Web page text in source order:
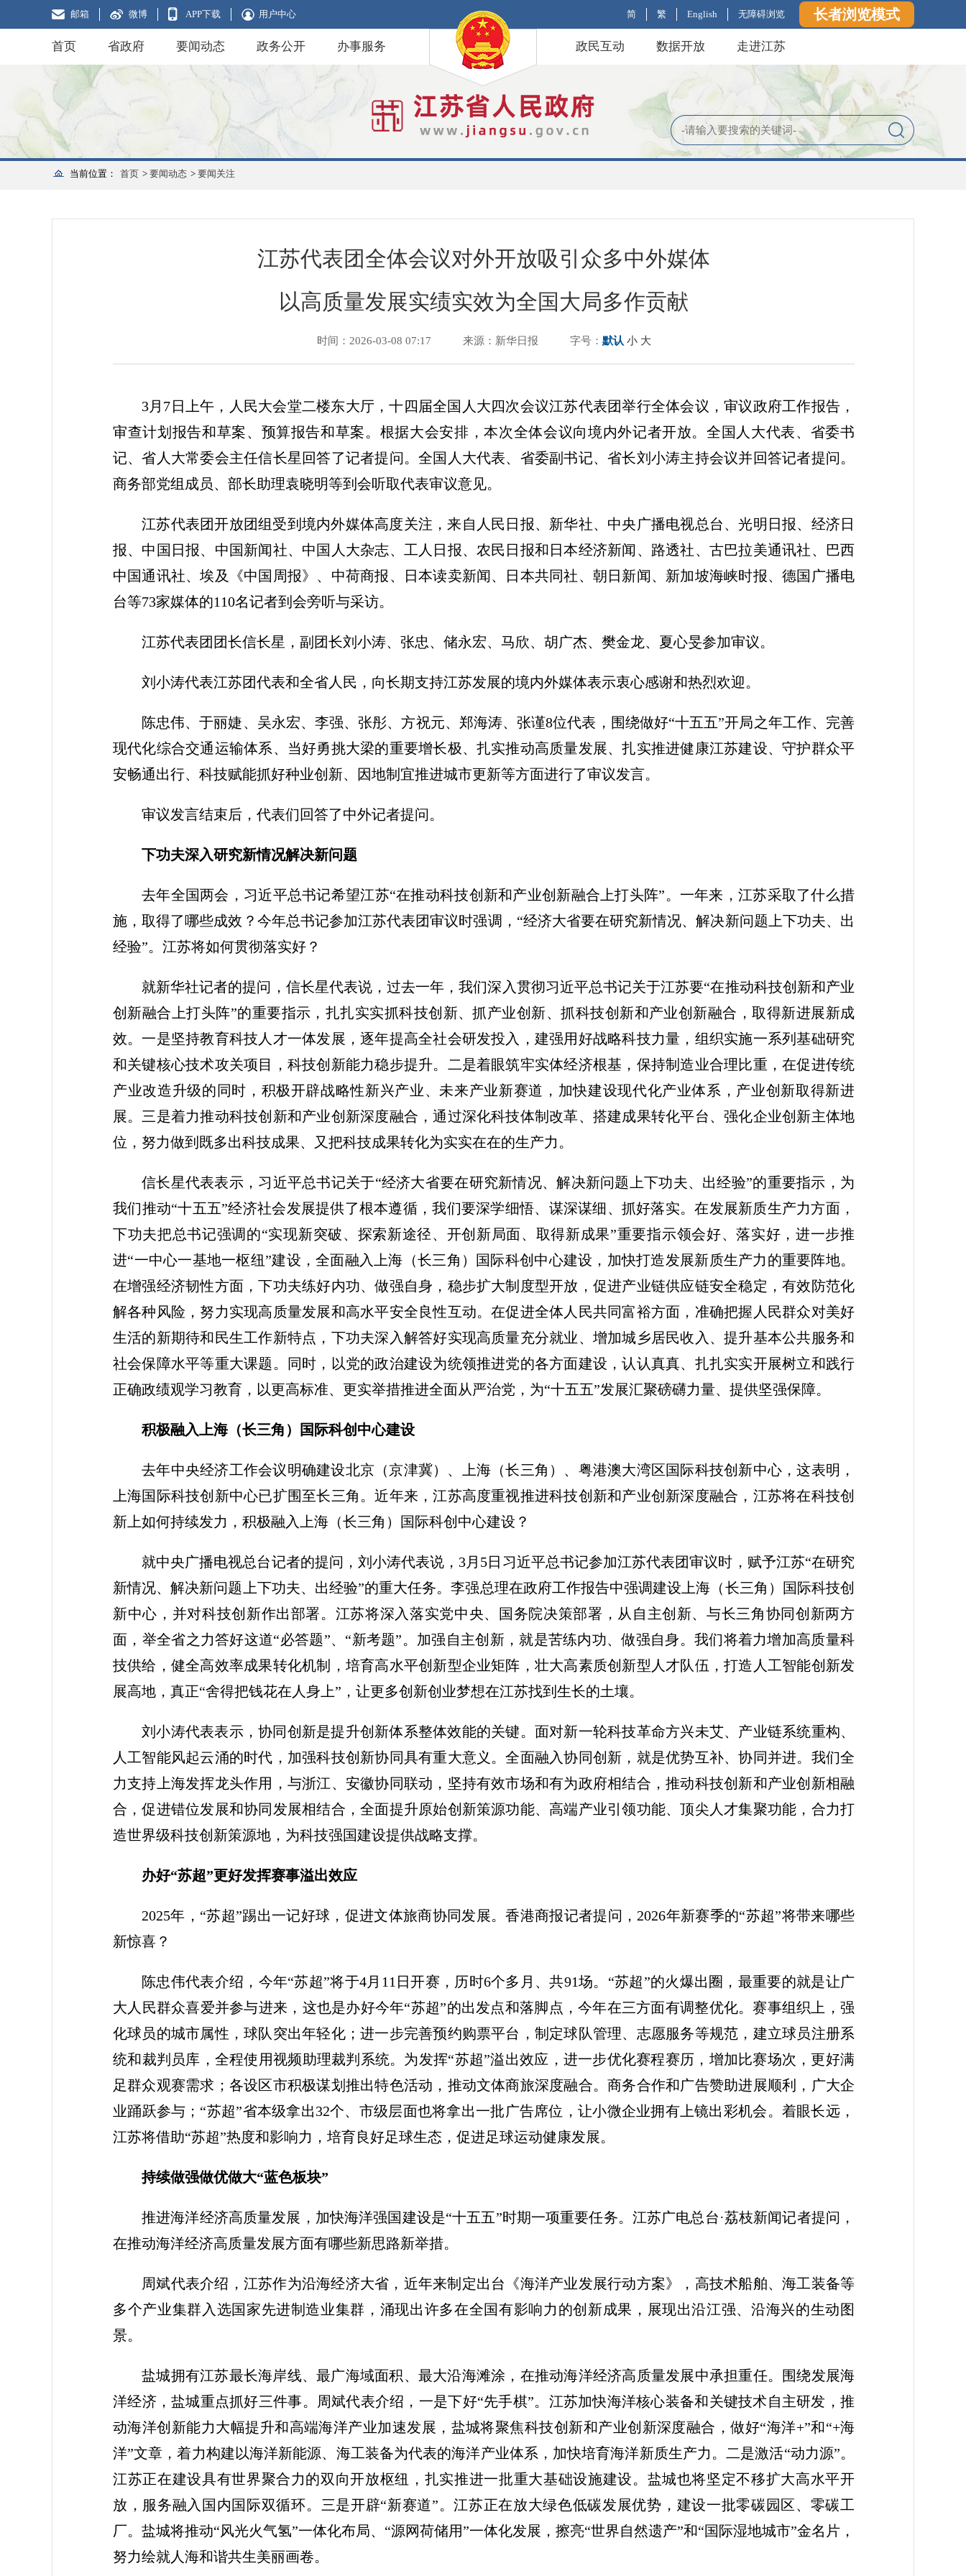
邮箱 微博 APP下载 用户中心 简 繁 English 无障碍浏览 长者浏览模式
首页 省政府 要闻动态 政务公开 办事服务 政民互动 数据开放 走进江苏
当前位置： 首页 > 要闻动态 > 要闻关注
江苏代表团全体会议对外开放吸引众多中外媒体
以高质量发展实绩实效为全国大局多作贡献
时间：2026-03-08 07:17 来源：新华日报 字号： 默认 小 大
3月7日上午，人民大会堂二楼东大厅，十四届全国人大四次会议江苏代表团举行全体会议，审议政府工作报告，
审查计划报告和草案、预算报告和草案。根据大会安排，本次全体会议向境内外记者开放。全国人大代表、省委书
记、省人大常委会主任信长星回答了记者提问。全国人大代表、省委副书记、省长刘小涛主持会议并回答记者提问。
商务部党组成员、部长助理袁晓明等到会听取代表审议意见。
江苏代表团开放团组受到境内外媒体高度关注，来自人民日报、新华社、中央广播电视总台、光明日报、经济日
报、中国日报、中国新闻社、中国人大杂志、工人日报、农民日报和日本经济新闻、路透社、古巴拉美通讯社、巴西
中国通讯社、埃及《中国周报》、中荷商报、日本读卖新闻、日本共同社、朝日新闻、新加坡海峡时报、德国广播电
台等73家媒体的110名记者到会旁听与采访。
江苏代表团团长信长星，副团长刘小涛、张忠、储永宏、马欣、胡广杰、樊金龙、夏心旻参加审议。
刘小涛代表江苏团代表和全省人民，向长期支持江苏发展的境内外媒体表示衷心感谢和热烈欢迎。
陈忠伟、于丽婕、吴永宏、李强、张彤、方祝元、郑海涛、张谨8位代表，围绕做好“十五五”开局之年工作、完善
现代化综合交通运输体系、当好勇挑大梁的重要增长极、扎实推动高质量发展、扎实推进健康江苏建设、守护群众平
安畅通出行、科技赋能抓好种业创新、因地制宜推进城市更新等方面进行了审议发言。
审议发言结束后，代表们回答了中外记者提问。
下功夫深入研究新情况解决新问题
去年全国两会，习近平总书记希望江苏“在推动科技创新和产业创新融合上打头阵”。一年来，江苏采取了什么措
施，取得了哪些成效？今年总书记参加江苏代表团审议时强调，“经济大省要在研究新情况、解决新问题上下功夫、出
经验”。江苏将如何贯彻落实好？
就新华社记者的提问，信长星代表说，过去一年，我们深入贯彻习近平总书记关于江苏要“在推动科技创新和产业
创新融合上打头阵”的重要指示，扎扎实实抓科技创新、抓产业创新、抓科技创新和产业创新融合，取得新进展新成
效。一是坚持教育科技人才一体发展，逐年提高全社会研发投入，建强用好战略科技力量，组织实施一系列基础研究
和关键核心技术攻关项目，科技创新能力稳步提升。二是着眼筑牢实体经济根基，保持制造业合理比重，在促进传统
产业改造升级的同时，积极开辟战略性新兴产业、未来产业新赛道，加快建设现代化产业体系，产业创新取得新进
展。三是着力推动科技创新和产业创新深度融合，通过深化科技体制改革、搭建成果转化平台、强化企业创新主体地
位，努力做到既多出科技成果、又把科技成果转化为实实在在的生产力。
信长星代表表示，习近平总书记关于“经济大省要在研究新情况、解决新问题上下功夫、出经验”的重要指示，为
我们推动“十五五”经济社会发展提供了根本遵循，我们要深学细悟、谋深谋细、抓好落实。在发展新质生产力方面，
下功夫把总书记强调的“实现新突破、探索新途径、开创新局面、取得新成果”重要指示领会好、落实好，进一步推
进“一中心一基地一枢纽”建设，全面融入上海（长三角）国际科创中心建设，加快打造发展新质生产力的重要阵地。
在增强经济韧性方面，下功夫练好内功、做强自身，稳步扩大制度型开放，促进产业链供应链安全稳定，有效防范化
解各种风险，努力实现高质量发展和高水平安全良性互动。在促进全体人民共同富裕方面，准确把握人民群众对美好
生活的新期待和民生工作新特点，下功夫深入解答好实现高质量充分就业、增加城乡居民收入、提升基本公共服务和
社会保障水平等重大课题。同时，以党的政治建设为统领推进党的各方面建设，认认真真、扎扎实实开展树立和践行
正确政绩观学习教育，以更高标准、更实举措推进全面从严治党，为“十五五”发展汇聚磅礴力量、提供坚强保障。
积极融入上海（长三角）国际科创中心建设
去年中央经济工作会议明确建设北京（京津冀）、上海（长三角）、粤港澳大湾区国际科技创新中心，这表明，
上海国际科技创新中心已扩围至长三角。近年来，江苏高度重视推进科技创新和产业创新深度融合，江苏将在科技创
新上如何持续发力，积极融入上海（长三角）国际科创中心建设？
就中央广播电视总台记者的提问，刘小涛代表说，3月5日习近平总书记参加江苏代表团审议时，赋予江苏“在研究
新情况、解决新问题上下功夫、出经验”的重大任务。李强总理在政府工作报告中强调建设上海（长三角）国际科技创
新中心，并对科技创新作出部署。江苏将深入落实党中央、国务院决策部署，从自主创新、与长三角协同创新两方
面，举全省之力答好这道“必答题”、“新考题”。加强自主创新，就是苦练内功、做强自身。我们将着力增加高质量科
技供给，健全高效率成果转化机制，培育高水平创新型企业矩阵，壮大高素质创新型人才队伍，打造人工智能创新发
展高地，真正“舍得把钱花在人身上”，让更多创新创业梦想在江苏找到生长的土壤。
刘小涛代表表示，协同创新是提升创新体系整体效能的关键。面对新一轮科技革命方兴未艾、产业链系统重构、
人工智能风起云涌的时代，加强科技创新协同具有重大意义。全面融入协同创新，就是优势互补、协同并进。我们全
力支持上海发挥龙头作用，与浙江、安徽协同联动，坚持有效市场和有为政府相结合，推动科技创新和产业创新相融
合，促进错位发展和协同发展相结合，全面提升原始创新策源功能、高端产业引领功能、顶尖人才集聚功能，合力打
造世界级科技创新策源地，为科技强国建设提供战略支撑。
办好“苏超”更好发挥赛事溢出效应
2025年，“苏超”踢出一记好球，促进文体旅商协同发展。香港商报记者提问，2026年新赛季的“苏超”将带来哪些
新惊喜？
陈忠伟代表介绍，今年“苏超”将于4月11日开赛，历时6个多月、共91场。“苏超”的火爆出圈，最重要的就是让广
大人民群众喜爱并参与进来，这也是办好今年“苏超”的出发点和落脚点，今年在三方面有调整优化。赛事组织上，强
化球员的城市属性，球队突出年轻化；进一步完善预约购票平台，制定球队管理、志愿服务等规范，建立球员注册系
统和裁判员库，全程使用视频助理裁判系统。为发挥“苏超”溢出效应，进一步优化赛程赛历，增加比赛场次，更好满
足群众观赛需求；各设区市积极谋划推出特色活动，推动文体商旅深度融合。商务合作和广告赞助进展顺利，广大企
业踊跃参与；“苏超”省本级拿出32个、市级层面也将拿出一批广告席位，让小微企业拥有上镜出彩机会。着眼长远，
江苏将借助“苏超”热度和影响力，培育良好足球生态，促进足球运动健康发展。
持续做强做优做大“蓝色板块”
推进海洋经济高质量发展，加快海洋强国建设是“十五五”时期一项重要任务。江苏广电总台·荔枝新闻记者提问，
在推动海洋经济高质量发展方面有哪些新思路新举措。
周斌代表介绍，江苏作为沿海经济大省，近年来制定出台《海洋产业发展行动方案》，高技术船舶、海工装备等
多个产业集群入选国家先进制造业集群，涌现出许多在全国有影响力的创新成果，展现出沿江强、沿海兴的生动图
景。
盐城拥有江苏最长海岸线、最广海域面积、最大沿海滩涂，在推动海洋经济高质量发展中承担重任。围绕发展海
洋经济，盐城重点抓好三件事。周斌代表介绍，一是下好“先手棋”。江苏加快海洋核心装备和关键技术自主研发，推
动海洋创新能力大幅提升和高端海洋产业加速发展，盐城将聚焦科技创新和产业创新深度融合，做好“海洋+”和“+海
洋”文章，着力构建以海洋新能源、海工装备为代表的海洋产业体系，加快培育海洋新质生产力。二是激活“动力源”。
江苏正在建设具有世界聚合力的双向开放枢纽，扎实推进一批重大基础设施建设。盐城也将坚定不移扩大高水平开
放，服务融入国内国际双循环。三是开辟“新赛道”。江苏正在放大绿色低碳发展优势，建设一批零碳园区、零碳工
厂。盐城将推动“风光火气氢”一体化布局、“源网荷储用”一体化发展，擦亮“世界自然遗产”和“国际湿地城市”金名片，
努力绘就人海和谐共生美丽画卷。